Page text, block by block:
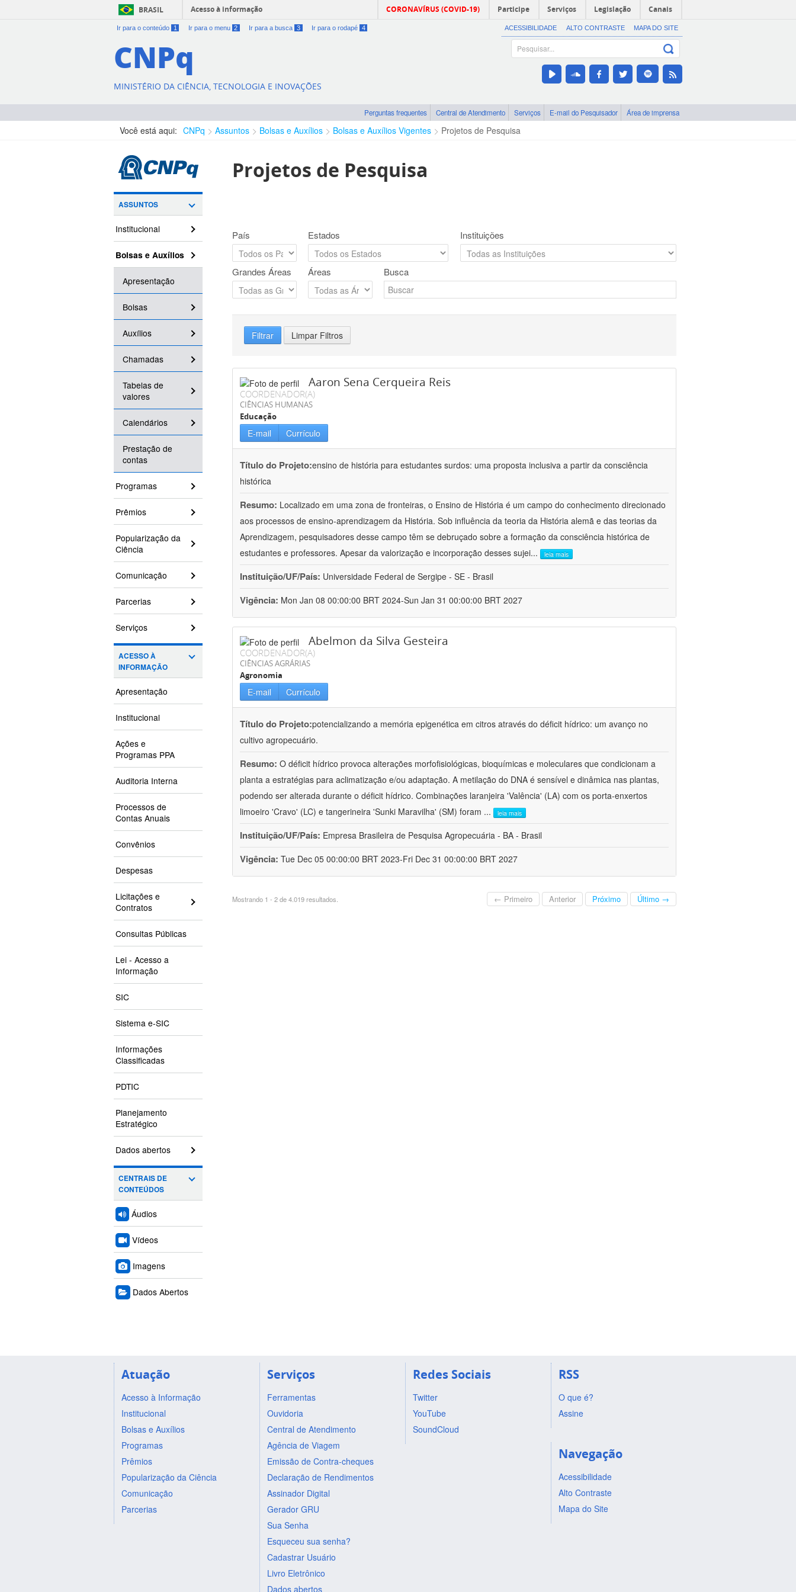
BRASIL Acesso à informação CORONAVÍRUS (COVID-19) Participe Serviços Legislação Canais
Ir para o conteúdo 1 Ir para o menu 2 Ir para a busca 3 Ir para o rodapé 4 ACESSIBILIDADE ALTO CONTRASTE MAPA DO SITE
CNPq
MINISTÉRIO DA CIÊNCIA, TECNOLOGIA E INOVAÇÕES
Perguntas frequentes Central de Atendimento Serviços E-mail do Pesquisador Área de imprensa
Você está aqui: CNPq Assuntos Bolsas e Auxílios Bolsas e Auxílios Vigentes Projetos de Pesquisa
ASSUNTOS
Institucional
Bolsas e Auxílios
Apresentação
Bolsas
Auxílios
Chamadas
Tabelas de
valores
Calendários
Prestação de
contas
Programas
Prêmios
Popularização da
Ciência
Comunicação
Parcerias
Serviços
ACESSO À
INFORMAÇÃO
Apresentação
Institucional
Ações e
Programas PPA
Auditoria Interna
Processos de
Contas Anuais
Convênios
Despesas
Licitações e
Contratos
Consultas Públicas
Lei - Acesso a
Informação
SIC
Sistema e-SIC
Informações
Classificadas
PDTIC
Planejamento
Estratégico
Dados abertos
CENTRAIS DE
CONTEÚDOS
Áudios
Vídeos
Imagens
Dados Abertos
Projetos de Pesquisa
País Estados Instituições
Grandes Áreas Áreas Busca
Filtrar Limpar Filtros
Aaron Sena Cerqueira Reis
COORDENADOR(A)
CIÊNCIAS HUMANAS
Educação
E-mail Currículo
Título do Projeto:ensino de história para estudantes surdos: uma proposta inclusiva a partir da consciência
histórica
Resumo: Localizado em uma zona de fronteiras, o Ensino de História é um campo do conhecimento direcionado
aos processos de ensino-aprendizagem da História. Sob influência da teoria da História alemã e das teorias da
Aprendizagem, pesquisadores desse campo têm se debruçado sobre a formação da consciência histórica de
estudantes e professores. Apesar da valorização e incorporação desses sujei... leia mais
Instituição/UF/País: Universidade Federal de Sergipe - SE - Brasil
Vigência: Mon Jan 08 00:00:00 BRT 2024-Sun Jan 31 00:00:00 BRT 2027
Abelmon da Silva Gesteira
COORDENADOR(A)
CIÊNCIAS AGRÁRIAS
Agronomia
E-mail Currículo
Título do Projeto:potencializando a memória epigenética em citros através do déficit hídrico: um avanço no
cultivo agropecuário.
Resumo: O déficit hídrico provoca alterações morfofisiológicas, bioquímicas e moleculares que condicionam a
planta a estratégias para aclimatização e/ou adaptação. A metilação do DNA é sensível e dinâmica nas plantas,
podendo ser alterada durante o déficit hídrico. Combinações laranjeira 'Valência' (LA) com os porta-enxertos
limoeiro 'Cravo' (LC) e tangerineira 'Sunki Maravilha' (SM) foram ... leia mais
Instituição/UF/País: Empresa Brasileira de Pesquisa Agropecuária - BA - Brasil
Vigência: Tue Dec 05 00:00:00 BRT 2023-Fri Dec 31 00:00:00 BRT 2027
Mostrando 1 - 2 de 4.019 resultados. ← Primeiro Anterior Próximo Último →
Atuação
Acesso à Informação
Institucional
Bolsas e Auxílios
Programas
Prêmios
Popularização da Ciência
Comunicação
Parcerias
Serviços
Ferramentas
Ouvidoria
Central de Atendimento
Agência de Viagem
Emissão de Contra-cheques
Declaração de Rendimentos
Assinador Digital
Gerador GRU
Sua Senha
Esqueceu sua senha?
Cadastrar Usuário
Livro Eletrônico
Dados abertos
Redes Sociais
Twitter
YouTube
SoundCloud
RSS
O que é?
Assine
Navegação
Acessibilidade
Alto Contraste
Mapa do Site